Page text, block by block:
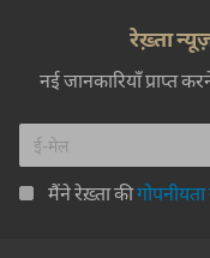
रेख़्ता
नई जानकारियाँ प्राप्त
मैंने रेख़्ता कीगोपनीयता